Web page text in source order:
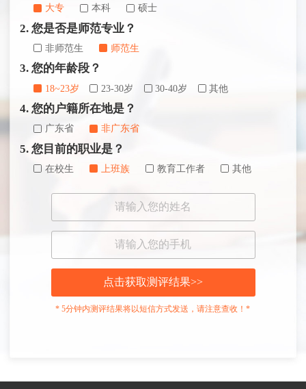
大专 本科 硕士
2. 您是否是师范专业？
非师范生 师范生
3. 您的年龄段？
18~23岁 23-30岁 30-40岁 其他
4. 您的户籍所在地是？
广东省 非广东省
5. 您目前的职业是？
在校生 上班族 教育工作者 其他
点击获取测评结果>>
* 5分钟内测评结果将以短信方式发送，请注意查收！*